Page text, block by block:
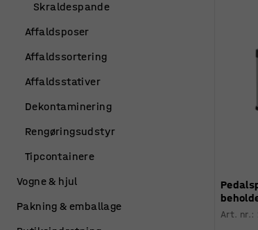
Art. nr.:
Skraldespande
Affaldsposer
Affaldssortering
Affaldsstativer
Dekontaminering
Rengøringsudstyr
Tipcontainere
Vogne & hjul
Pakning & emballage